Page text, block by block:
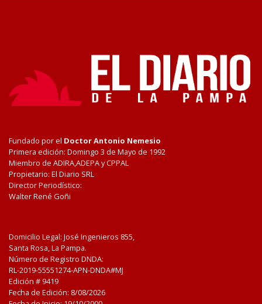
Fundado por el Doctor Antonio Nemesio
Primera edición: Domingo 3 de Mayo de 1992
Miembro de ADIRA,ADEPA y CPPAL
Propietario: El Diario SRL
Director Periodístico:
Walter René Goñi
Domicilio Legal: José Ingenieros 855,
Santa Rosa, La Pampa.
Número de Registro DNDA:
RL-2019-55551274-APN-DNDA#MJ
Edición # 9419
Fecha de Edición: 8/08/2026